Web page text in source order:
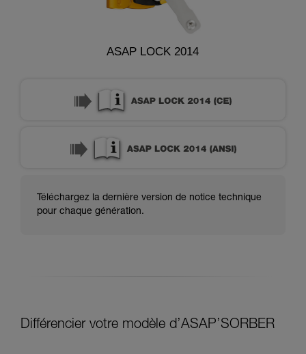
ASAP LOCK 2014
Téléchargez la dernière version de notice technique
pour chaque génération.
Différencier votre modèle d’ASAP’SORBER